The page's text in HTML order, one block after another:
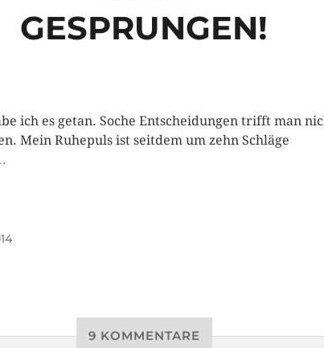
GESPRUNGEN!
ich es getan. Soche Entscheidungen trifft man
Mein Ruhepuls ist seitdem um zehn Schläge
9 KOMMENTARE